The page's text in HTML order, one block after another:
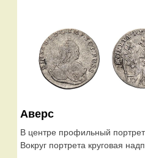
Аверс
В центре профильный
Вокруг портрета круговая